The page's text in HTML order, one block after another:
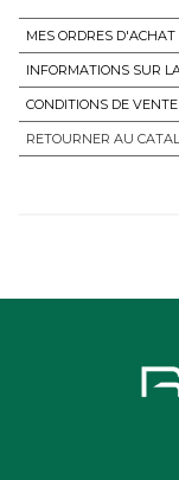
MES ORDRES D'ACHAT
INFORMATIONS SUR
CONDITIONS DE VENTE
RETOURNER AU